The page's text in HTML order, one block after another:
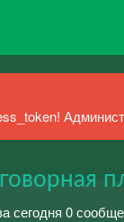
сегодня 0